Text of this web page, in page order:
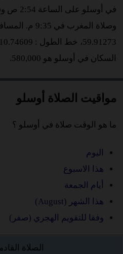
في أوسلو
وصلاة المغرب
59.91273، خط الطول : 10.74609] إلى مكة المكرمة هيا
السكان في أوسلو هو 580,000.
مواقيت الصلاة أوسلو
ما هو الوقت صلاة في أوسلو ؟
اليوم
هذا الاسبوع
أيام الجمعة
هذا الشهر (August)
وفقا للتقويم الهجري (صفر)
الصلاة